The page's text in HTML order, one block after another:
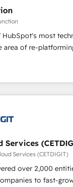
Portugal—we've
Our approach,
principles,
and qualification.
tactics, we focus
nurturing, and
HubSpot's most
area of re-
We
for mid-market &
award-winning
Technical
Solutions Partner
Impact Award
HubSpot
HubSpot
Services
Services (CETDIGIT)
over 2,000
to fast-